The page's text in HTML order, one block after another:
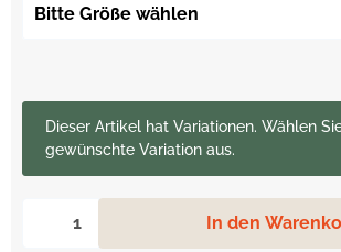
Bitte Größe wählen
In den
xDieser Artikel hat Variationen. Wählen
gewünschte Variation aus.